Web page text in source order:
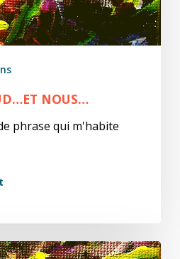
NOUS…
phrase qui m'habite